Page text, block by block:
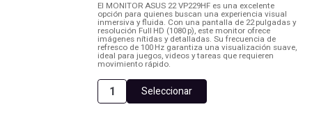
El MONITOR ASUS 22 VP229HF es una excelente
opción para quienes buscan una experiencia visual
inmersiva y fluida. Con una pantalla de 22 pulgadas y
resolución Full HD (1080 p), este monitor ofrece
imágenes nítidas y detalladas. Su frecuencia de
refresco de 100 Hz garantiza una visualización suave,
ideal para juegos, videos y tareas que requieren
movimiento rápido.
MONITOR
ASUS
Seleccionar